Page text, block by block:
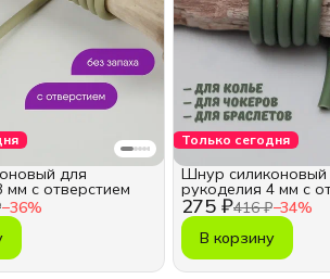
−36%
для
мм с отверстием
Только сегодня
275 ₽416 ₽−34%
Шнур силиконовый
рукоделия 4 мм с
В корзину